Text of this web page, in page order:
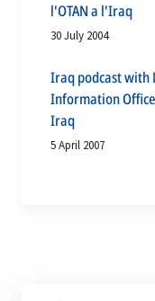
l'OTAN a l'Iraq
30 July 2004
Iraq podcast with
Information
Iraq
5 April 2007